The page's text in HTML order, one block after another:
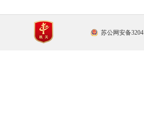
苏公网安备